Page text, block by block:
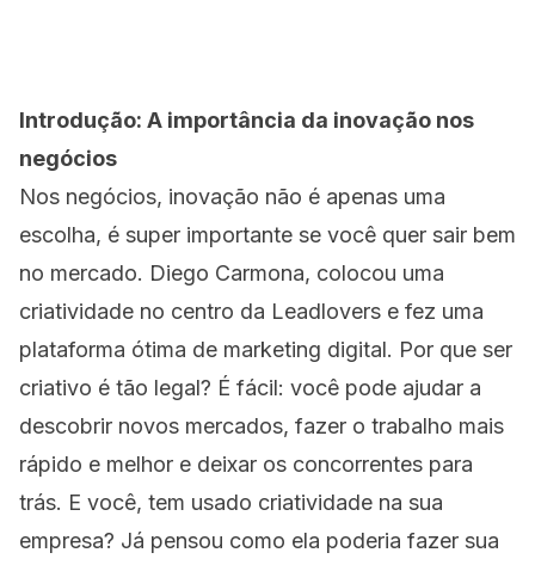
Introdução: A importância da inovação nos
negócios
Nos negócios, inovação não é apenas uma
escolha, é super importante se você quer sair bem
no mercado. Diego Carmona, colocou uma
criatividade no centro da Leadlovers e fez uma
plataforma ótima de marketing digital. Por que ser
criativo é tão legal? É fácil: você pode ajudar a
descobrir novos mercados, fazer o trabalho mais
rápido e melhor e deixar os concorrentes para
trás. E você, tem usado criatividade na sua
empresa? Já pensou como ela poderia fazer sua